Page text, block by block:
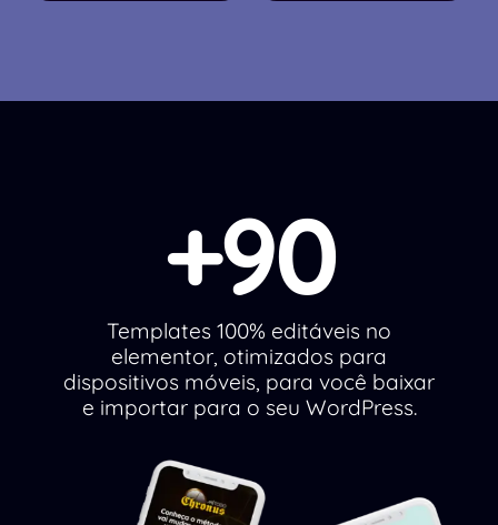
+90
Templates 100% editáveis ​​no
elementor, otimizados para
dispositivos móveis, para você baixar
e importar para o seu WordPress.